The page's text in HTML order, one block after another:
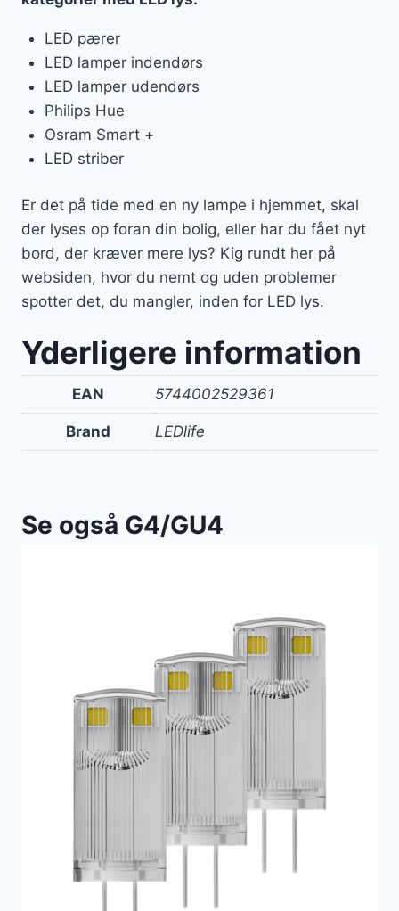
LED pærer
LED lamper indendørs
LED lamper udendørs
Philips Hue
Osram Smart +
LED striber
Er det på tide med en ny lampe i hjemmet, skal
der lyses op foran din bolig, eller har du fået nyt
bord, der kræver mere lys? Kig rundt her på
websiden, hvor du nemt og uden problemer
spotter det, du mangler, inden for LED lys.
Yderligere information
EAN 5744002529361
Brand LEDlife
Se også G4/GU4